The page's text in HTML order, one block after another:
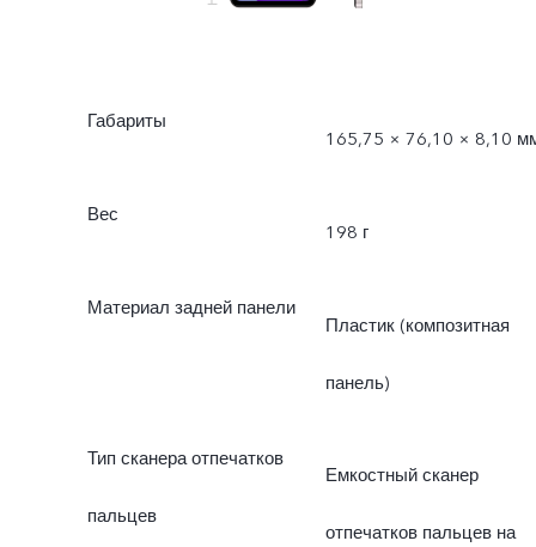
Габариты
165,75 × 76,10 × 8,10
Вес
198 г
Материал задней панели
Пластик (композитная
панель)
Тип сканера отпечатков
пальцев
Емкостный сканер
отпечатков пальцев на